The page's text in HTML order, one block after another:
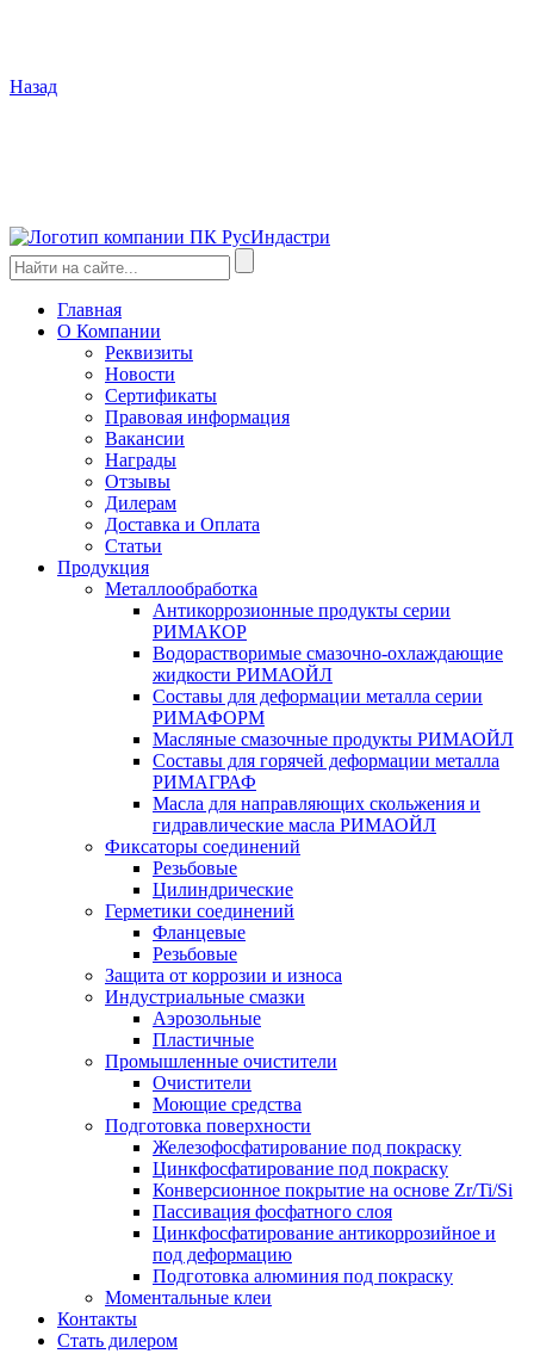
Назад
Главная
О Компании
Реквизиты
Новости
Сертификаты
Правовая информация
Вакансии
Награды
Отзывы
Дилерам
Доставка и Оплата
Статьи
Продукция
Металлообработка
Антикоррозионные продукты серии
РИМАКОР
Водорастворимые смазочно-охлаждающие
жидкости РИМАОЙЛ
Составы для деформации металла серии
РИМАФОРМ
Масляные смазочные продукты РИМАОЙЛ
Составы для горячей деформации металла
РИМАГРАФ
Масла для направляющих скольжения и
гидравлические масла РИМАОЙЛ
Фиксаторы соединений
Резьбовые
Цилиндрические
Герметики соединений
Фланцевые
Резьбовые
Защита от коррозии и износа
Индустриальные смазки
Аэрозольные
Пластичные
Промышленные очистители
Очистители
Моющие средства
Подготовка поверхности
Железофосфатирование под покраску
Цинкфосфатирование под покраску
Конверсионное покрытие на основе Zr/Ti/Si
Пассивация фосфатного слоя
Цинкфосфатирование антикоррозийное и
под деформацию
Подготовка алюминия под покраску
Моментальные клеи
Контакты
Стать дилером